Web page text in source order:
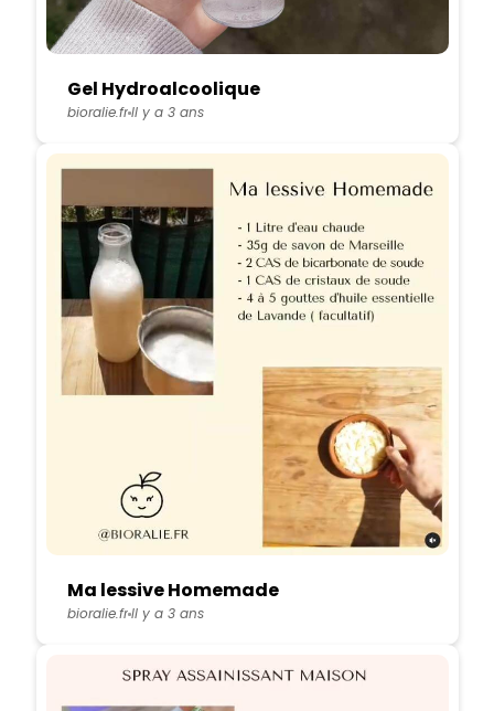
Gel Hydroalcoolique
bioralie.frIl y a 3 ans
Ma lessive Homemade
bioralie.frIl y a 3 ans